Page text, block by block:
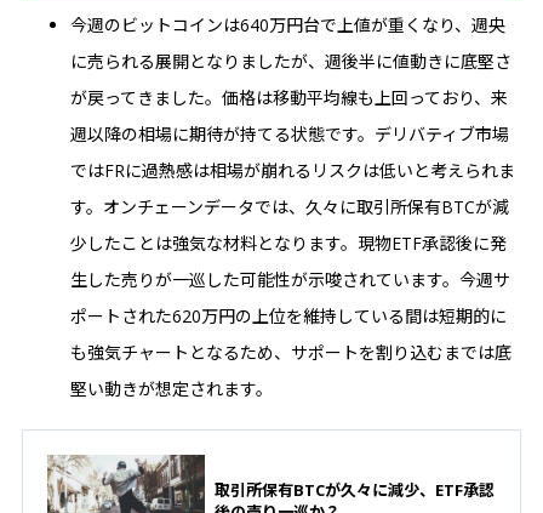
今週のビットコインは640万円台で上値が重くなり、週央
に売られる展開となりましたが、週後半に値動きに底堅さ
が戻ってきました。価格は移動平均線も上回っており、来
週以降の相場に期待が持てる状態です。デリバティブ市場
ではFRに過熱感は相場が崩れるリスクは低いと考えられま
す。オンチェーンデータでは、久々に取引所保有BTCが減
少したことは強気な材料となります。現物ETF承認後に発
生した売りが一巡した可能性が示唆されています。今週サ
ポートされた620万円の上位を維持している間は短期的に
も強気チャートとなるため、サポートを割り込むまでは底
堅い動きが想定されます。
取引所保有BTCが久々に減少、ETF承認